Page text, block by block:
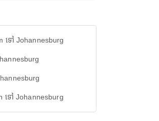
ទៅ Johannesburg
ទៅ Johannesburg